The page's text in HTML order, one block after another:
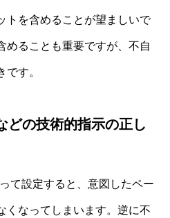
トを含めることが望ましいで
めることも重要ですが、不自
す。
の技術的指示の正し
て設定すると、意図したペー
くなってしまいます。逆に不